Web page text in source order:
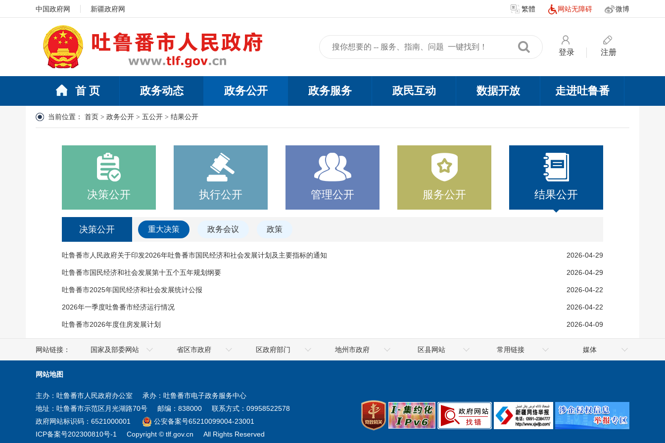
中国政府网 新疆政府网 繁體 网站无障碍 微博
登录 注册
首 页 政务动态 政务公开 政务服务 政民互动 数据开放 走进吐鲁番
当前位置： 首页 > 政务公开 > 五公开 > 结果公开
决策公开 执行公开 管理公开 服务公开 结果公开
决策公开 重大决策 政务会议 政策
吐鲁番市人民政府关于印发2026年吐鲁番市国民经济和社会发展计划及主要指标的通知 2026-04-29
吐鲁番市国民经济和社会发展第十五个五年规划纲要 2026-04-29
吐鲁番市2025年国民经济和社会发展统计公报 2026-04-22
2026年一季度吐鲁番市经济运行情况 2026-04-22
吐鲁番市2026年度住房发展计划 2026-04-09
网站链接： 国家及部委网站
住房和城乡建设部
教育部
省区市政府
新疆
宁夏
区政府部门
统计局
地州市政府
阿勒泰地区
阿克苏地区
区县网站
托克逊县政府网
常用链接 媒体
天山网
新华网
网站地图
主办：吐鲁番市人民政府办公室
承办：吐鲁番市电子政务服务中心
地址：吐鲁番市示范区月光湖路70号
邮编：838000
联系方式：09958522578
政府网站标识码：6521000001
公安备案号65210099004-23001
ICP备案号202300810号-1
Copyright © tlf.gov.cn All Rights Reserved